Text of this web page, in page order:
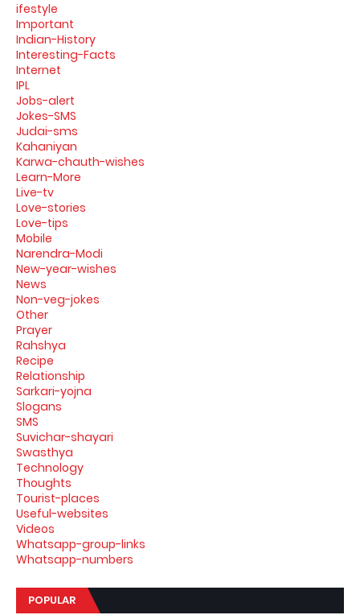
ifestyle
Important
Indian-History
Interesting-Facts
Internet
IPL
Jobs-alert
Jokes-SMS
Judai-sms
Kahaniyan
Karwa-chauth-wishes
Learn-More
Live-tv
Love-stories
Love-tips
Mobile
Narendra-Modi
New-year-wishes
News
Non-veg-jokes
Other
Prayer
Rahshya
Recipe
Relationship
Sarkari-yojna
Slogans
SMS
Suvichar-shayari
Swasthya
Technology
Thoughts
Tourist-places
Useful-websites
Videos
Whatsapp-group-links
Whatsapp-numbers
POPULAR